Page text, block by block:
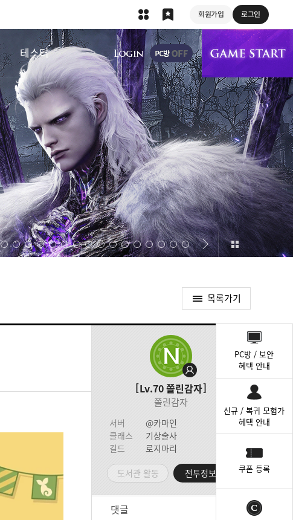
회원가입 로그인
테스터
상단 메뉴
목록가기
Lv.70쫄린감자
쫄린감자
서버
@카마인
클래스
기상술사
길드
로지마리
도서관 활동 전투정보실
댓글
PC방 / 보안
혜택 안내
신규 / 복귀 모험가
혜택 안내
쿠폰 등록